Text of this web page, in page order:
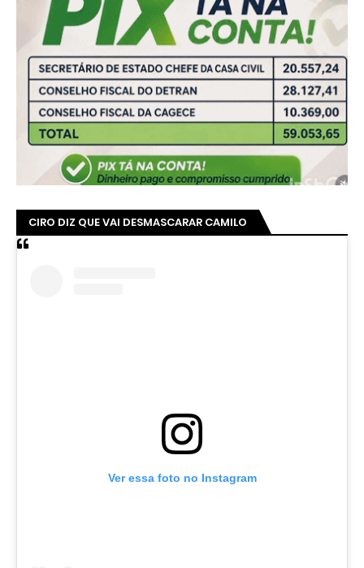
CIRO DIZ QUE VAI DESMASCARAR CAMILO
Ver essa foto no Instagram